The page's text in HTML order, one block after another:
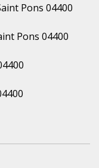
Pons 04400
Pons 04400